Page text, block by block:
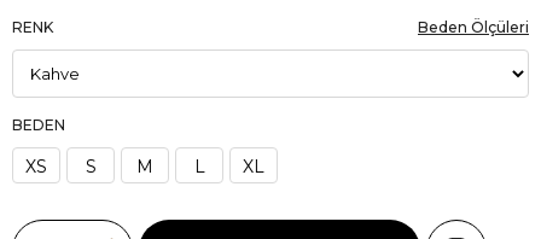
RENK
BEDEN
XS S M L XL
Beden Ölçüleri